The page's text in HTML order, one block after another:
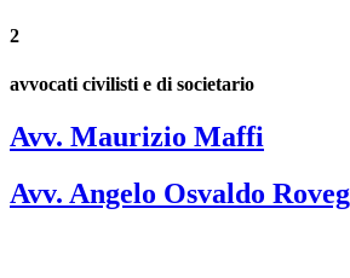
2
avvocati civilisti e di societario
Avv. Maurizio Maffi
Avv. Angelo Osvaldo